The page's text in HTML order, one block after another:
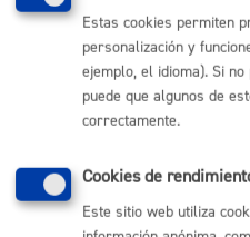
Comunícate con el
Sebastián
(+34) 943 481 000
Buzón de la ciudadanía
Informar de un error en la web
Estas cookies permiten
personalización y
ejemplo, el idioma). Si
puede que algunos de
correctamente.
Cookies de
Este sitio web utiliza